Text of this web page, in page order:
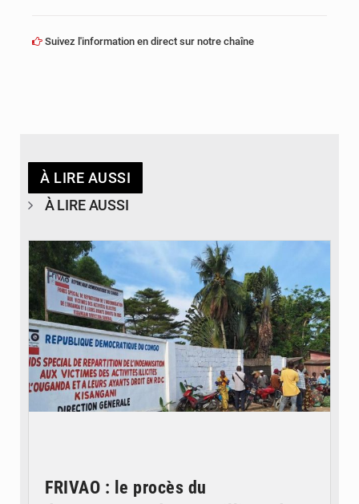
Suivez l'information en direct sur notre chaîne
À LIRE AUSSI
À LIRE AUSSI
FRIVAO : le procès du